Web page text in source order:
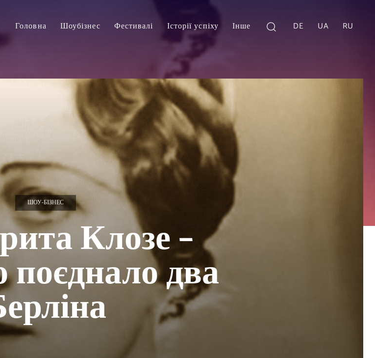
Головна Шоубізнес Фестивалі Історії успіху Інше DE UA RU
ШОУ-БІЗНЕС
Клозе –
два